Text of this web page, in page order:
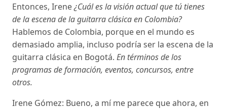
Entonces, Irene¿Cuál es la visión actual que tú tienes
de la escena de la guitarra clásica en Colombia?
Hablemos de Colombia, porque en el mundo es
demasiado amplia, incluso podría ser la escena de la
guitarra clásica en Bogotá. En términos de los
programas de formación, eventos, concursos, entre
otros.
Irene Gómez: Bueno, a mí me parece que ahora, en